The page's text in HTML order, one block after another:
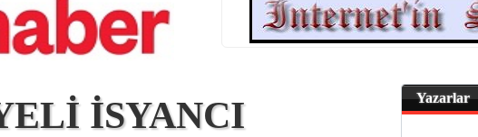
İSYANCI
Yazarlar